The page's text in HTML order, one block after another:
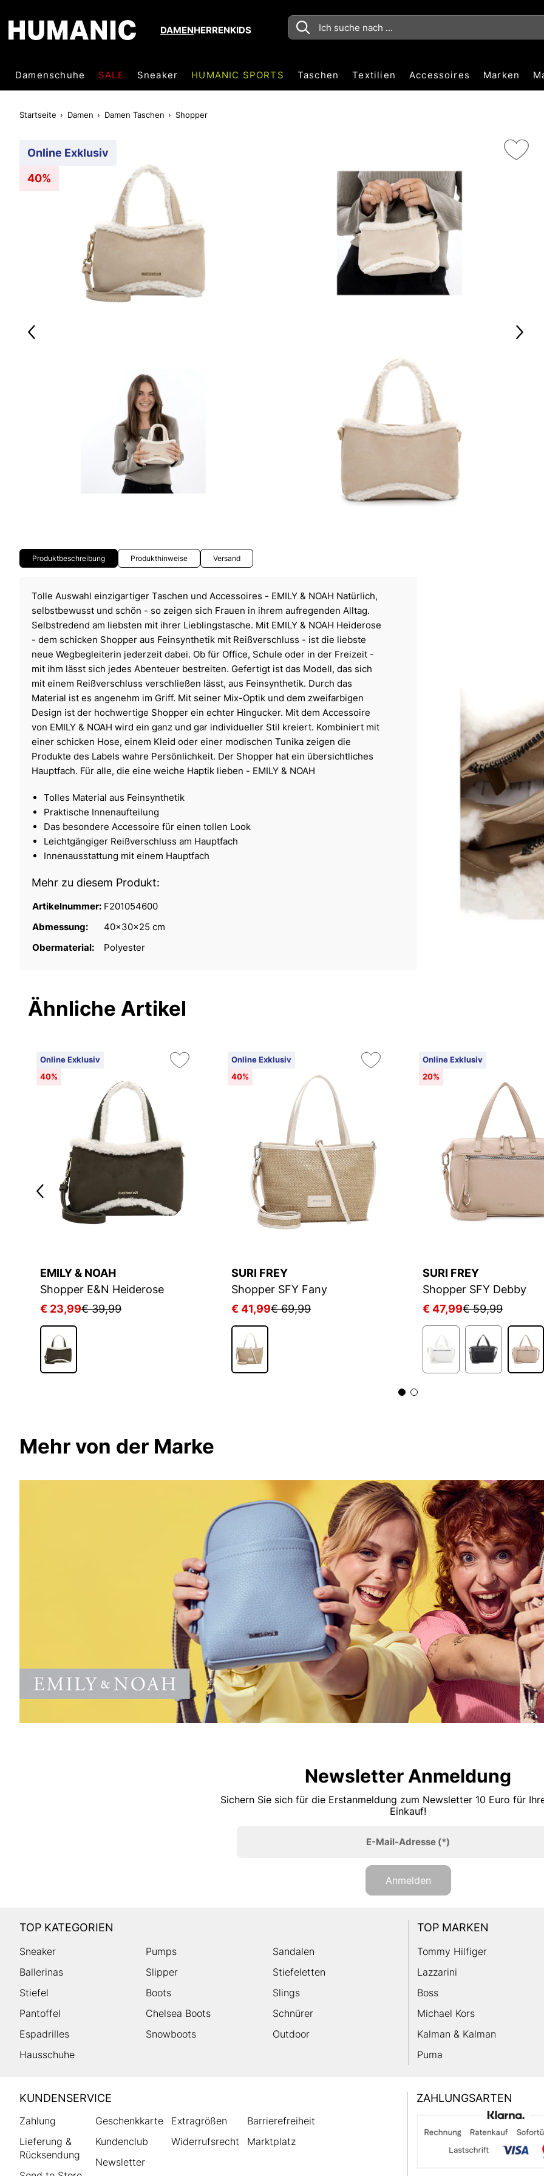
DAMENHERRENKIDS
Damenschuhe SALE Sneaker HUMANIC SPORTS Taschen Textilien Accessoires Marken
Startseite Damen Damen Taschen Shopper
Online Exklusiv
40%
Produktbeschreibung Produkthinweise Versand
Tolle Auswahl einzigartiger Taschen und Accessoires - EMILY & NOAH Natürlich,
selbstbewusst und schön - so zeigen sich Frauen in ihrem aufregenden Alltag.
Selbstredend am liebsten mit ihrer Lieblingstasche. Mit EMILY & NOAH Heiderose
- dem schicken Shopper aus Feinsynthetik mit Reißverschluss - ist die liebste
neue Wegbegleiterin jederzeit dabei. Ob für Office, Schule oder in der Freizeit -
mit ihm lässt sich jedes Abenteuer bestreiten. Gefertigt ist das Modell, das sich
mit einem Reißverschluss verschließen lässt, aus Feinsynthetik. Durch das
Material ist es angenehm im Griff. Mit seiner Mix-Optik und dem zweifarbigen
Design ist der hochwertige Shopper ein echter Hingucker. Mit dem Accessoire
von EMILY & NOAH wird ein ganz und gar individueller Stil kreiert. Kombiniert mit
einer schicken Hose, einem Kleid oder einer modischen Tunika zeigen die
Produkte des Labels wahre Persönlichkeit. Der Shopper hat ein übersichtliches
Hauptfach. Für alle, die eine weiche Haptik lieben - EMILY & NOAH
Tolles Material aus Feinsynthetik
Praktische Innenaufteilung
Das besondere Accessoire für einen tollen Look
Leichtgängiger Reißverschluss am Hauptfach
Innenausstattung mit einem Hauptfach
Mehr zu diesem Produkt:
Artikelnummer: F201054600
Abmessung:
40x30x25 cm
Obermaterial:
Polyester
Ähnliche Artikel
Online Exklusiv
40%
EMILY & NOAH
Shopper E&N Heiderose
€ 23,99€ 39,99
Online Exklusiv
40%
SURI FREY
Shopper SFY Fany
€ 41,99€ 69,99
Online Exklusiv
20%
SURI FREY
Shopper SFY Debby
€ 47,99€ 59,99
Mehr von der Marke
Newsletter Anmeldung
Sichern Sie sich für die Erstanmeldung zum Newsletter 10 Euro für
Einkauf!
E-Mail-Adresse(*)
Anmelden
TOP KATEGORIEN
Sneaker Pumps
Sandalen
Ballerinas
Slipper
Stiefeletten
Stiefel
Boots
Slings
Pantoffel
Chelsea Boots
Schnürer
Espadrilles
Snowboots
Outdoor
Hausschuhe
TOP MARKEN
Tommy Hilfiger
Lazzarini
Boss
Michael Kors
Kalman & Kalman
Puma
HUMANIC
Footer
KUNDENSERVICE
Zahlung
Lieferung &
Rücksendung
Geschenkkarte
Kundenclub
Newsletter
Extragrößen
Widerrufsrecht
Barrierefreiheit
Marktplatz
ZAHLUNGSARTEN